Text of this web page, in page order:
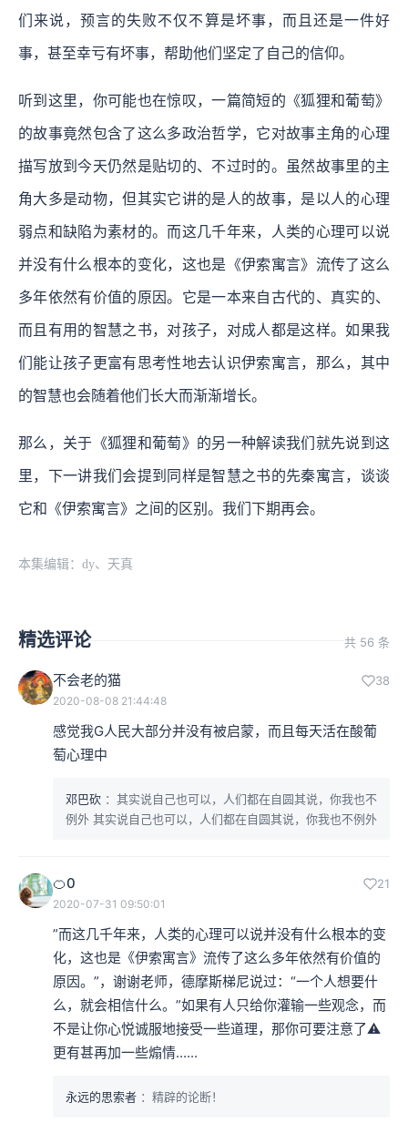
们来说，预言的失败不仅不算是坏事，而且还是一件好
事，甚至幸亏有坏事，帮助他们坚定了自己的信仰。
听到这里，你可能也在惊叹，一篇简短的《狐狸和葡萄》
的故事竟然包含了这么多政治哲学，它对故事主角的心理
描写放到今天仍然是贴切的、不过时的。虽然故事里的主
角大多是动物，但其实它讲的是人的故事，是以人的心理
弱点和缺陷为素材的。而这几千年来，人类的心理可以说
并没有什么根本的变化，这也是《伊索寓言》流传了这么
多年依然有价值的原因。它是一本来自古代的、真实的、
而且有用的智慧之书，对孩子，对成人都是这样。如果我
们能让孩子更富有思考性地去认识伊索寓言，那么，其中
的智慧也会随着他们长大而渐渐增长。
那么，关于《狐狸和葡萄》的另一种解读我们就先说到这
里，下一讲我们会提到同样是智慧之书的先秦寓言，谈谈
它和《伊索寓言》之间的区别。我们下期再会。
本集编辑：dy、天真
精选评论 共 56 条
不会老的猫 38
2020-08-08 21:44:48
感觉我G人民大部分并没有被启蒙，而且每天活在酸葡
萄心理中
邓巴砍 ：其实说自己也可以，人们都在自圆其说，你我也不
例外 其实说自己也可以，人们都在自圆其说，你我也不例外
🍊0 21
2020-07-31 09:50:01
”而这几千年来，人类的心理可以说并没有什么根本的变
化，这也是《伊索寓言》流传了这么多年依然有价值的
原因。”，谢谢老师，德摩斯梯尼说过：“一个人想要什
么，就会相信什么。”如果有人只给你灌输一些观念，而
不是让你心悦诚服地接受一些道理，那你可要注意了⚠️
更有甚再加一些煽情......
永远的思索者 ：精辟的论断！